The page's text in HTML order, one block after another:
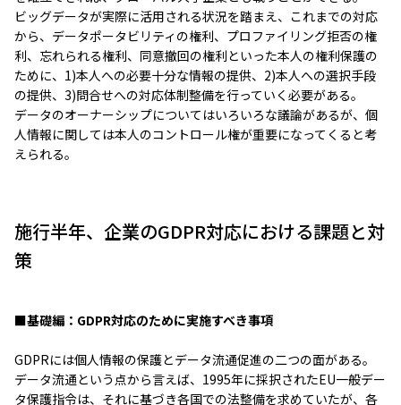
ビッグデータが実際に活用される状況を踏まえ、これまでの対応
から、データポータビリティの権利、プロファイリング拒否の権
利、忘れられる権利、同意撤回の権利といった本人の権利保護の
ために、1)本人への必要十分な情報の提供、2)本人への選択手段
の提供、3)問合せへの対応体制整備を行っていく必要がある。
データのオーナーシップについてはいろいろな議論があるが、個
人情報に関しては本人のコントロール権が重要になってくると考
えられる。
施行半年、企業のGDPR対応における課題と対
策
■基礎編：GDPR対応のために実施すべき事項
GDPRには個人情報の保護とデータ流通促進の二つの面がある。
データ流通という点から言えば、1995年に採択されたEU一般デー
タ保護指令は、それに基づき各国での法整備を求めていたが、各